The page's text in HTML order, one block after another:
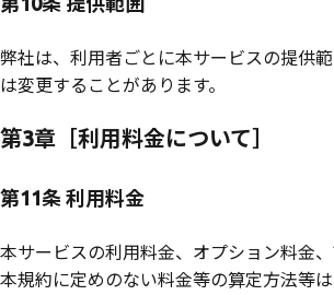
弊社は、利用者ごとに本サービスの提供
は変更することがあります。
第3章［利用料金について］
第11条 利用料金
本サービスの利用料金、オプション料金、
本規約に定めのない料金等の算定方法等